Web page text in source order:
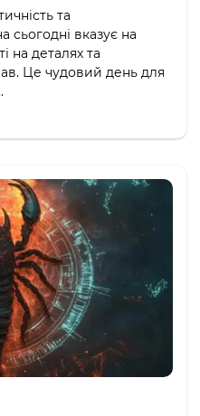
та
сьогодні вказує на
на деталях та
Це чудовий день для